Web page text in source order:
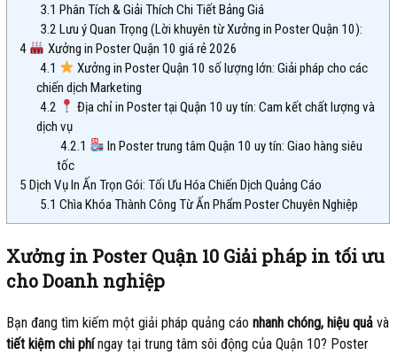
3.1 Phân Tích & Giải Thích Chi Tiết Bảng Giá
3.2 Lưu ý Quan Trọng (Lời khuyên từ Xưởng in Poster Quận 10):
4
Xưởng in Poster Quận 10 giá rẻ 2026
4.1
Xưởng in Poster Quận 10 số lượng lớn: Giải pháp cho các
chiến dịch Marketing
4.2
Địa chỉ in Poster tại Quận 10 uy tín: Cam kết chất lượng và
dịch vụ
4.2.1
In Poster trung tâm Quận 10 uy tín: Giao hàng siêu
tốc
5 Dịch Vụ In Ấn Trọn Gói: Tối Ưu Hóa Chiến Dịch Quảng Cáo
5.1 Chìa Khóa Thành Công Từ Ấn Phẩm Poster Chuyên Nghiệp
Xưởng in Poster Quận 10 Giải pháp in tối ưu
cho Doanh nghiệp
Bạn đang tìm kiếm một giải pháp quảng cáonhanh chóng, hiệu quả và
tiết kiệm chi phíngay tại trung tâm sôi động của Quận 10? Poster